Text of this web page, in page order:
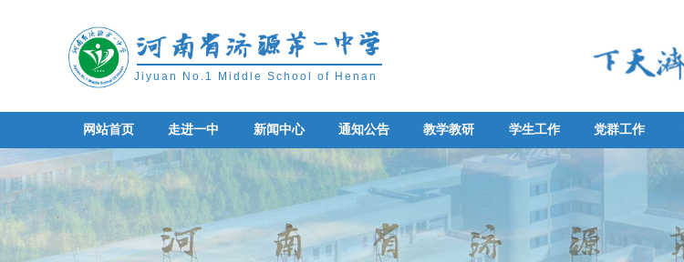
Jiyuan No.1 Middle School of Henan
网站首页
网站首页
走进一中 新闻中心
新闻中心
通知公告
通知公告
教学教研
教学教研
学生工作
学生工作
党群工作